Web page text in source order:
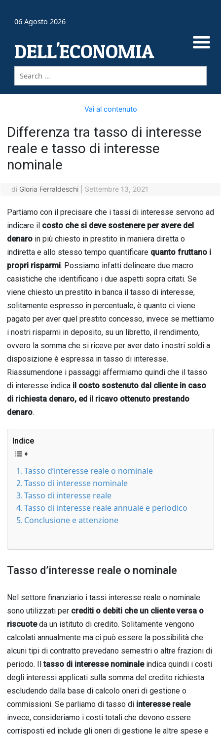
06 Agosto 2026
DELL'ECONOMIA
Vai al contenuto
Differenza tra tasso di interesse
reale e tasso di interesse
nominale
di Gloria Ferraldeschi Settembre 13, 2021
Partiamo con il precisare che i tassi di interesse servono ad
indicare il costo che si deve sostenere per avere del
denaro in più chiesto in prestito in maniera diretta o
indiretta e allo stesso tempo quantificare quanto fruttano i
propri risparmi. Possiamo infatti delineare due macro
casistiche che identificano i due aspetti sopra citati. Se
viene chiesto un prestito in banca il tasso di interesse,
solitamente espresso in percentuale, è quanto ci viene
pagato per aver quel prestito concesso, invece se mettiamo
i nostri risparmi in deposito, su un libretto, il rendimento,
ovvero la somma che si riceve per aver dato i nostri soldi a
disposizione è espressa in tasso di interesse.
Riassumendone i passaggi affermiamo quindi che il tasso
di interesse indica il costo sostenuto dal cliente in caso
di richiesta denaro, ed il ricavo ottenuto prestando
denaro.
Indice
Tasso d’interesse reale o nominale
Tasso di interesse nominale
Tasso di interesse reale
Tasso di interesse reale annuale e periodico
Conclusione e attenzione
Tasso d’interesse reale o nominale
Nel settore finanziario i tassi interesse reale o nominale
sono utilizzati per crediti o debiti che un cliente versa o
riscuoteda un istituto di credito. Solitamente vengono
calcolati annualmente ma ci può essere la possibilità che
alcuni tipi di contratto prevedano semestri o altre frazioni di
periodo. Iltasso di interesse nominaleindica quindi i costi
degli interessi applicati sulla somma del credito richiesta
escludendo dalla base di calcolo oneri di gestione o
commissioni. Se parliamo di tasso di interesse reale
invece, consideriamo i costi totali che devono essere
corrisposti ed include gli oneri di gestione le altre spese e